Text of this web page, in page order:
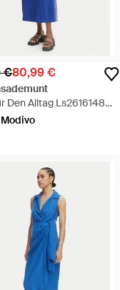
€80,99 €
Den Alltag Ls2616148
- Blau
Modivo